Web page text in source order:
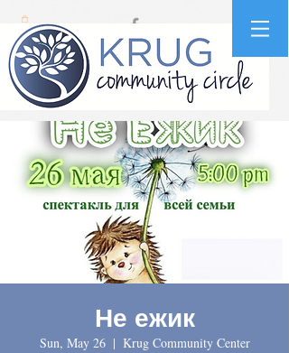
Не ежик
Sun, May 26
  |
Krug Community Center